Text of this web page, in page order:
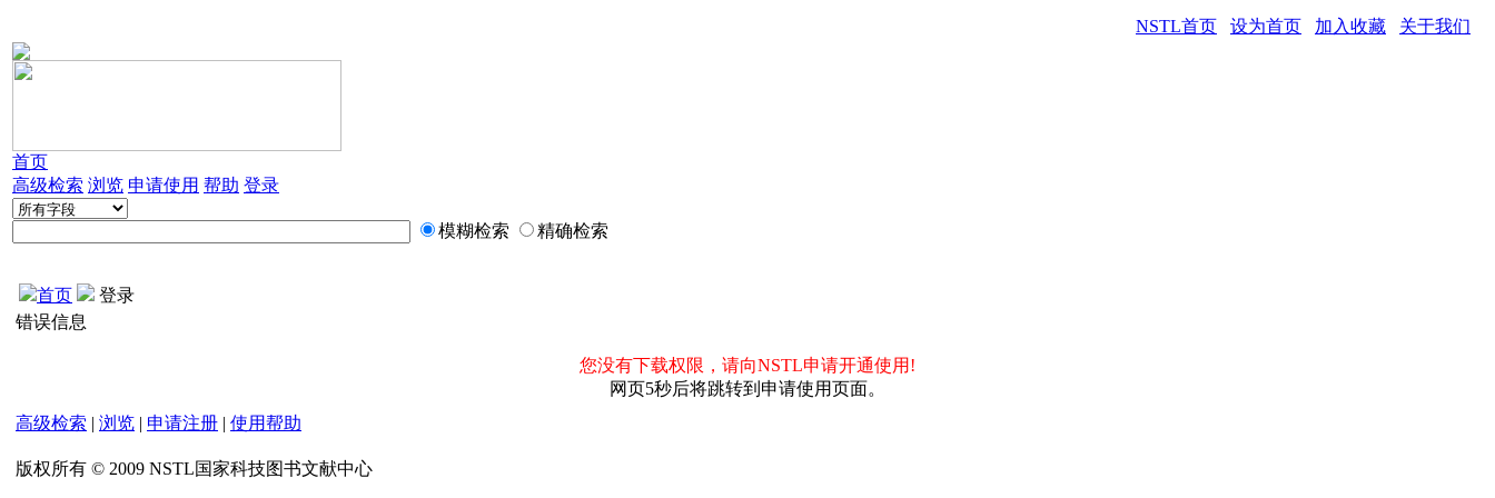
NSTL首页 设为首页 加入收藏 关于我们
首页
高级检索 浏览 申请使用 帮助 登录
模糊检索 精确检索
首页
登录
错误信息
您没有下载权限，请向NSTL申请开通使用!
网页5秒后将跳转到申请使用页面。
高级检索 | 浏览 | 申请注册 | 使用帮助
版权所有 © 2009 NSTL国家科技图书文献中心